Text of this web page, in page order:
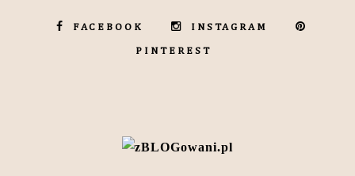
FACEBOOK INSTAGRAM
PINTEREST